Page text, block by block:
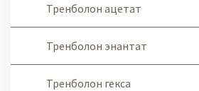
Тренболон ацетат
Тренболон энантат
Тренболон гекса